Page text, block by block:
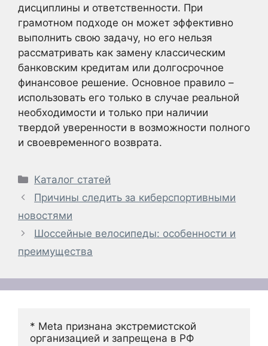
дисциплины и ответственности. При
грамотном подходе он может эффективно
выполнить свою задачу, но его нельзя
рассматривать как замену классическим
банковским кредитам или долгосрочное
финансовое решение. Основное правило –
использовать его только в случае реальной
необходимости и только при наличии
твердой уверенности в возможности полного
и своевременного возврата.
Рубрики
Каталог статей
Причины следить за киберспортивными
новостями
Шоссейные велосипеды: особенности и
преимущества
* Meta признана экстремистской
организацией и запрещена в РФ